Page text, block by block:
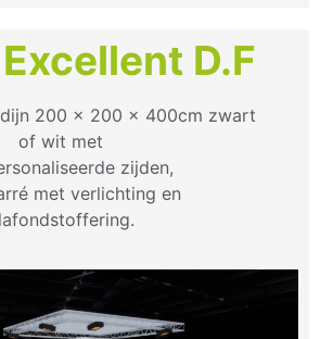
D.F
200 x 200 x 400cm zwart
of wit met
zijden,
met verlichting en